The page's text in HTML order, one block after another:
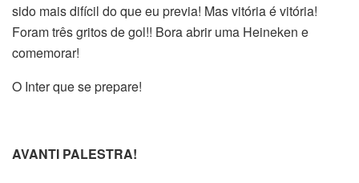
sido mais difícil do que eu previa! Mas vitória é vitória!
Foram três gritos de gol!! Bora abrir uma Heineken e
comemorar!
O Inter que se prepare!
AVANTI PALESTRA!